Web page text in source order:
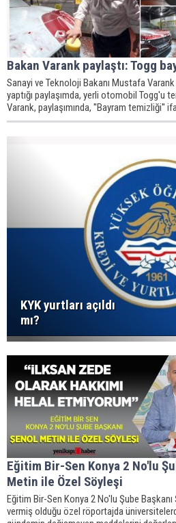
Bakan Varank paylaştı: Togg
Sanayi ve Teknoloji Bakanı Mustafa
yaptığı paylaşımda, yerli otomobil Togg'u
Varank, paylaşımında, ''Bayram temizliği''
KYK yurtları açıldı
mı?
Eğitim Bir-Sen Konya 2 No'lu
Metin ile Özel Söyleşi
Eğitim Bir-Sen Konya 2 No'lu Şube
vermiş olduğu özel röportajda